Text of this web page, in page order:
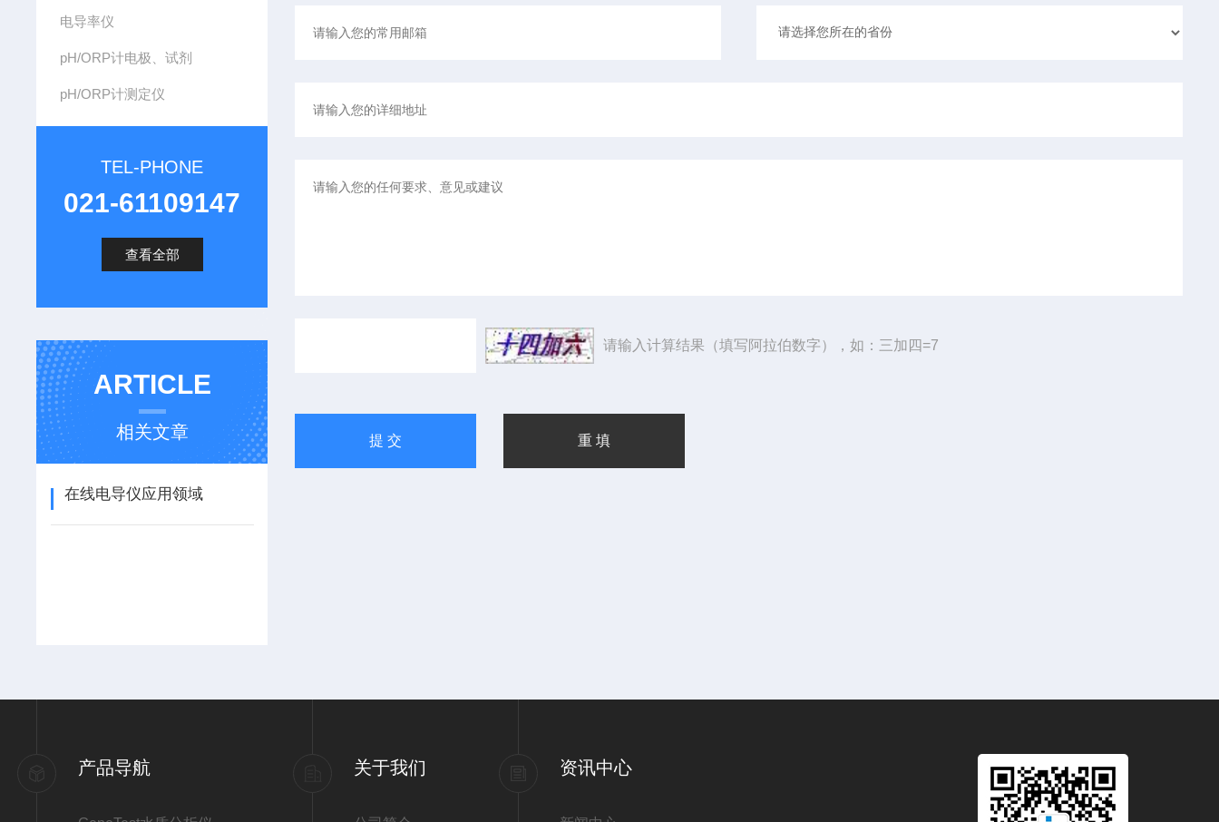
电导率仪
pH/ORP计电极、试剂
pH/ORP计测定仪
TEL-PHONE
021-61109147
查看全部
ARTICLE
相关文章
在线电导仪应用领域
请输入计算结果（填写阿拉伯数字），如：三加四=7
产品导航 关于我们 资讯中心